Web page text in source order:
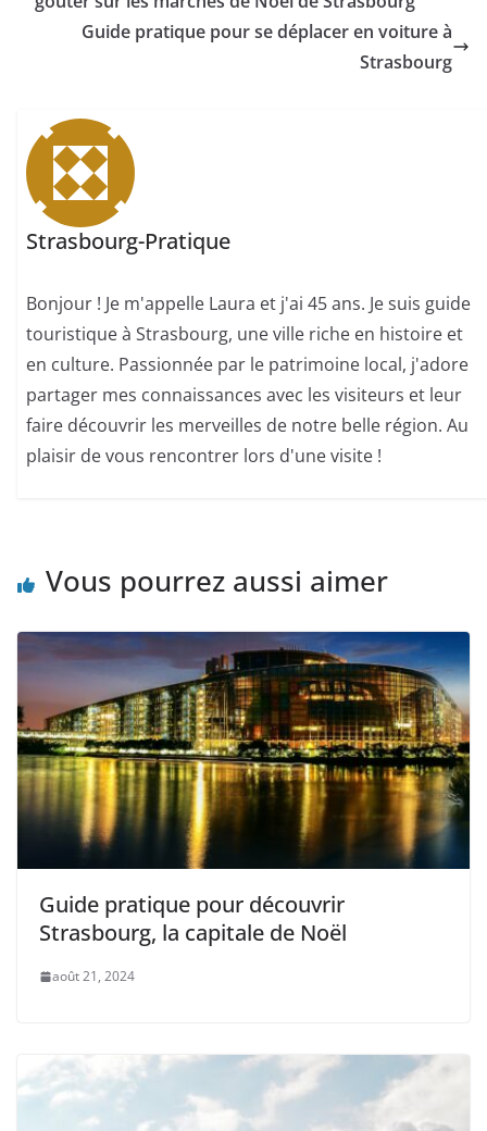
Guide pratique pour se déplacer en voiture à
Strasbourg
Strasbourg-Pratique
Bonjour ! Je m'appelle Laura et j'ai 45 ans. Je suis guide
touristique à Strasbourg, une ville riche en histoire et
en culture. Passionnée par le patrimoine local, j'adore
partager mes connaissances avec les visiteurs et leur
faire découvrir les merveilles de notre belle région. Au
plaisir de vous rencontrer lors d'une visite !
Vous pourrez aussi aimer
Guide pratique pour découvrir
Strasbourg, la capitale de Noël
août 21, 2024